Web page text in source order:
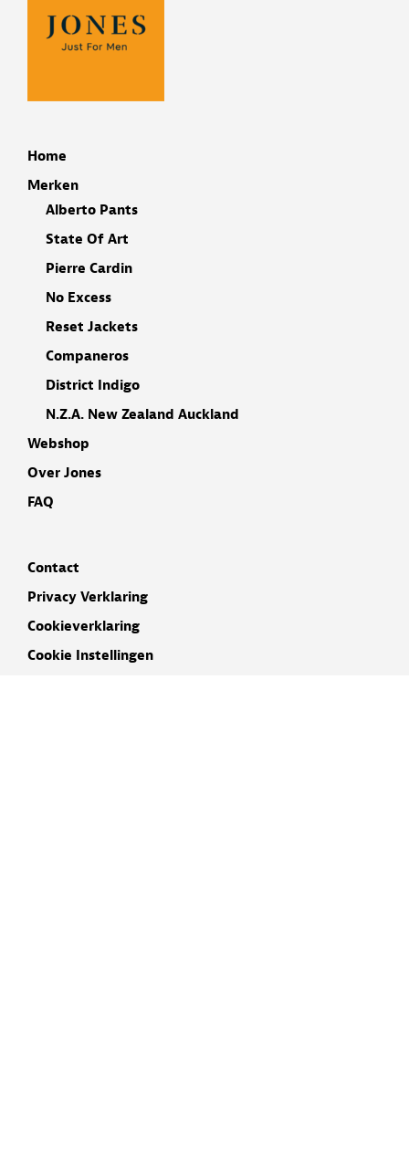
Home
Merken
Alberto Pants
State Of Art
Pierre Cardin
No Excess
Reset Jackets
Companeros
District Indigo
N.Z.A. New Zealand Auckland
Webshop
Over Jones
FAQ
Contact
Privacy Verklaring
Cookieverklaring
Cookie Instellingen